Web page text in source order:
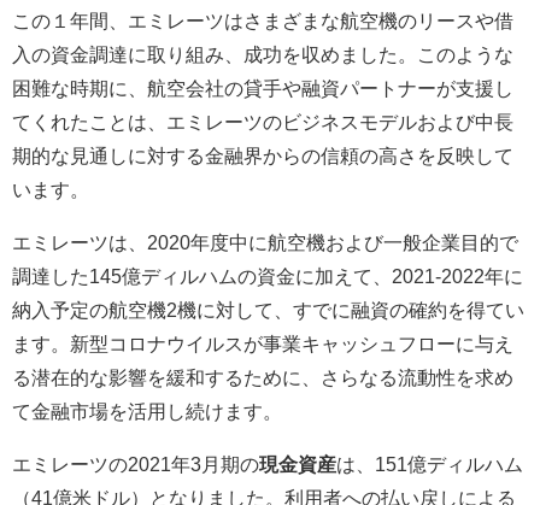
この１年間、エミレーツはさまざまな航空機のリースや借
入の資金調達に取り組み、成功を収めました。このような
困難な時期に、航空会社の貸手や融資パートナーが支援し
てくれたことは、エミレーツのビジネスモデルおよび中長
期的な見通しに対する金融界からの信頼の高さを反映して
います。
エミレーツは、2020年度中に航空機および一般企業目的で
調達した145億ディルハムの資金に加えて、2021-2022年に
納入予定の航空機2機に対して、すでに融資の確約を得てい
ます。新型コロナウイルスが事業キャッシュフローに与え
る潜在的な影響を緩和するために、さらなる流動性を求め
て金融市場を活用し続けます。
エミレーツの2021年3月期の現金資産は、151億ディルハム
（41億米ドル）となりました。利用者への払い戻しによる